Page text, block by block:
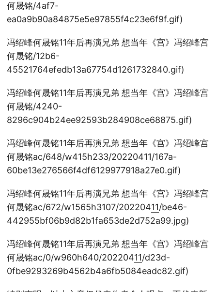
何晟铭/4af7-
ea0a9b90a84875e5e97855f4c23e6f9f.gif)
冯绍峰何晟铭11年后再演兄弟 想当年《宫》冯绍峰宫
何晟铭/12b6-
45521764efedb13a67754d1261732840.gif)
冯绍峰何晟铭11年后再演兄弟 想当年《宫》冯绍峰宫
何晟铭/4240-
8296c904b24ee92593b284908ce68875.gif)
冯绍峰何晟铭11年后再演兄弟 想当年《宫》冯绍峰宫
何晟铭ac/648/w415h233/20220411/167a-
60be13e276566f4df6129977918a27e0.gif)
冯绍峰何晟铭11年后再演兄弟 想当年《宫》冯绍峰宫
何晟铭ac/672/w1565h3107/20220411/be46-
442955bf06b9d82b1fa653de2d752a99.jpg)
冯绍峰何晟铭11年后再演兄弟 想当年《宫》冯绍峰宫
何晟铭ac/0/w960h640/20220411/d23d-
0fbe9293269b4562b4a6fb5084eadc82.gif)